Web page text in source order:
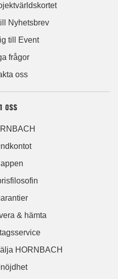
Nyhetsbrev
till Event
frågor
oss
oss
& hämta
HORNBACH